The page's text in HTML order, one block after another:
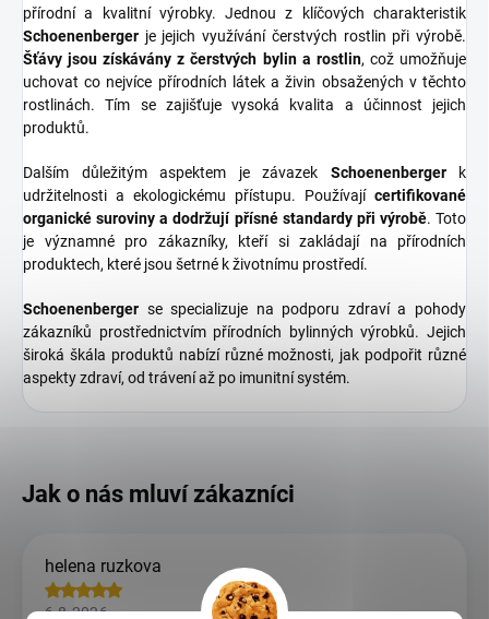
přírodní a kvalitní výrobky. Jednou z klíčových charakteristik
Schoenenberger je jejich využívání čerstvých rostlin při výrobě.
Šťávy jsou získávány z čerstvých bylin a rostlin, což umožňuje
uchovat co nejvíce přírodních látek a živin obsažených v těchto
rostlinách. Tím se zajišťuje vysoká kvalita a účinnost jejich
produktů.
Dalším důležitým aspektem je závazek Schoenenbergerk
udržitelnosti a ekologickému přístupu. Používají certifikované
organické suroviny a dodržují přísné standardy při výrobě. Toto
je významné pro zákazníky, kteří si zakládají na přírodních
produktech, které jsou šetrné k životnímu prostředí.
Schoenenberger se specializuje na podporu zdraví a pohody
zákazníků prostřednictvím přírodních bylinných výrobků. Jejich
široká škála produktů nabízí různé možnosti, jak podpořit různé
aspekty zdraví, od trávení až po imunitní systém.
helena ruzkova
6.8.2026